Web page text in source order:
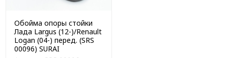
Обойма опоры стойки
Лада Largus (12-)/Renault
Logan (04-) перед. (SRS
00096) SURAI